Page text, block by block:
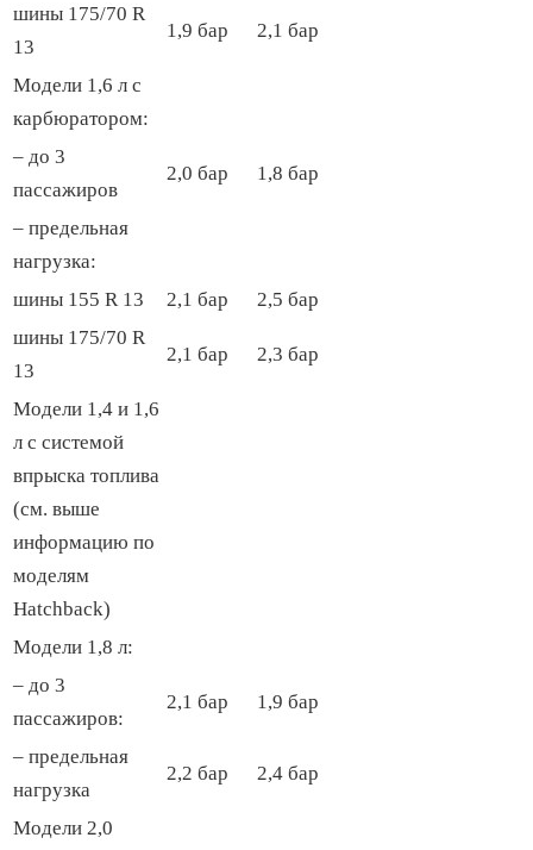
шины 175/70 R
13
1,9 бар 2,1 бар
Модели 1,6 л с
карбюратором:
– до 3
пассажиров
2,0 бар 1,8 бар
– предельная
нагрузка:
шины 155 R 13
2,1 бар
2,5 бар
шины 175/70 R
13
2,1 бар 2,3 бар
Модели 1,4 и 1,6
л с системой
впрыска топлива
(см. выше
информацию по
моделям
Hatchback)
Модели 1,8 л:
– до 3
пассажиров:
2,1 бар 1,9 бар
– предельная
нагрузка
2,2 бар 2,4 бар
Модели 2,0